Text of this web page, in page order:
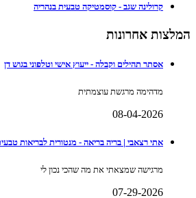
קרולינה שגב - קוסמטיקה טבעית בנהריה
המלצות אחרונות
אסתר תהילים וקבלה - ייעוץ אישי וטלפוני בגוש דן
מדהימה מרגשת עוצמתית
08-04-2026
אתי רצאבי | בריה בריאה - מנטורית לבריאות
מרגישה שמצאתי את מה שהכי נכון לי
07-29-2026